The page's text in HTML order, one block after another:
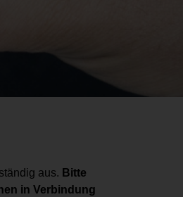
aus. Bitte
in Verbindung